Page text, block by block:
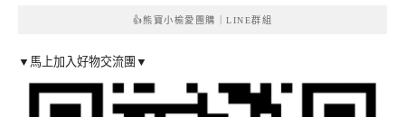
👍熊寶小榆愛團購｜LINE群組
▼馬上加入好物交流團▼